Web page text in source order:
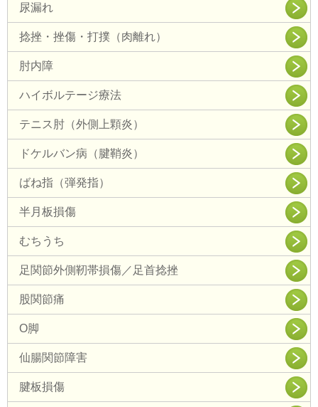
尿漏れ
捻挫・挫傷・打撲（肉離れ）
肘内障
ハイボルテージ療法
テニス肘（外側上顆炎）
ドケルバン病（腱鞘炎）
ばね指（弾発指）
半月板損傷
むちうち
足関節外側靭帯損傷／足首捻挫
股関節痛
O脚
仙腸関節障害
腱板損傷